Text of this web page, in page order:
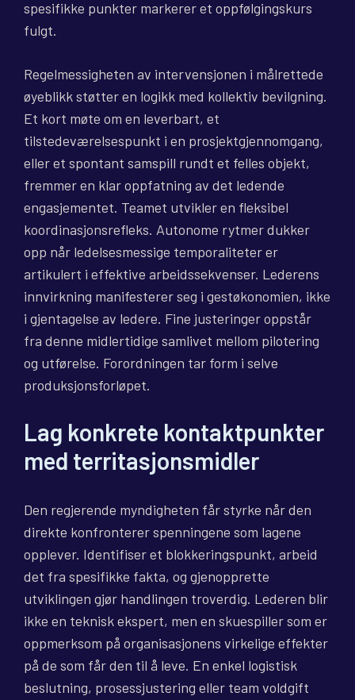
spesifikke punkter markerer et oppfølgingskurs
fulgt.
Regelmessigheten av intervensjonen i målrettede
øyeblikk støtter en logikk med kollektiv bevilgning.
Et kort møte om en leverbart, et
tilstedeværelsespunkt i en prosjektgjennomgang,
eller et spontant samspill rundt et felles objekt,
fremmer en klar oppfatning av det ledende
engasjementet. Teamet utvikler en fleksibel
koordinasjonsrefleks. Autonome rytmer dukker
opp når ledelsesmessige temporaliteter er
artikulert i effektive arbeidssekvenser. Lederens
innvirkning manifesterer seg i gestøkonomien, ikke
i gjentagelse av ledere. Fine justeringer oppstår
fra denne midlertidige samlivet mellom pilotering
og utførelse. Forordningen tar form i selve
produksjonsforløpet.
Lag konkrete kontaktpunkter
med territasjonsmidler
Den regjerende myndigheten får styrke når den
direkte konfronterer spenningene som lagene
opplever. Identifiser et blokkeringspunkt, arbeid
det fra spesifikke fakta, og gjenopprette
utviklingen gjør handlingen troverdig. Lederen blir
ikke en teknisk ekspert, men en skuespiller som er
oppmerksom på organisasjonens virkelige effekter
på de som får den til å leve. En enkel logistisk
beslutning, prosessjustering eller team voldgift